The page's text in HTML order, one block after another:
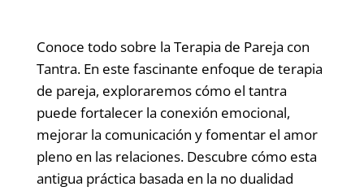
Conoce todo sobre la Terapia de Pareja con
Tantra. En este fascinante enfoque de terapia
de pareja, exploraremos cómo el tantra
puede fortalecer la conexión emocional,
mejorar la comunicación y fomentar el amor
pleno en las relaciones. Descubre cómo esta
antigua práctica basada en la no dualidad